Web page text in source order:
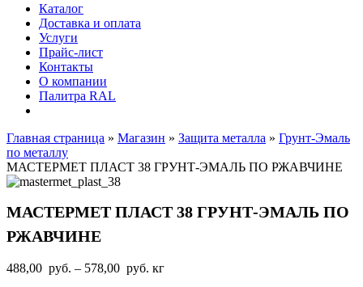
Каталог
Доставка и оплата
Услуги
Прайс-лист
Контакты
О компании
Палитра RAL
Главная страница » Магазин » Защита металла » Грунт-Эмаль
по металлу
МАСТЕРМЕТ ПЛАСТ 38 ГРУНТ-ЭМАЛЬ ПО РЖАВЧИНЕ
МАСТЕРМЕТ ПЛАСТ 38 ГРУНТ-ЭМАЛЬ ПО
РЖАВЧИНЕ
488,00 руб. – 578,00 руб. Диапазон
кг